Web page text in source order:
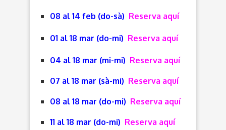
08 al 14 feb (do-sà) Reserva aquí
01 al 18 mar (do-mi) Reserva aquí
04 al 18 mar (mi-mi) Reserva aquí
07 al 18 mar (sà-mi) Reserva aquí
08 al 18 mar (do-mi) Reserva aquí
11 al 18 mar (do-mi) Reserva aquí